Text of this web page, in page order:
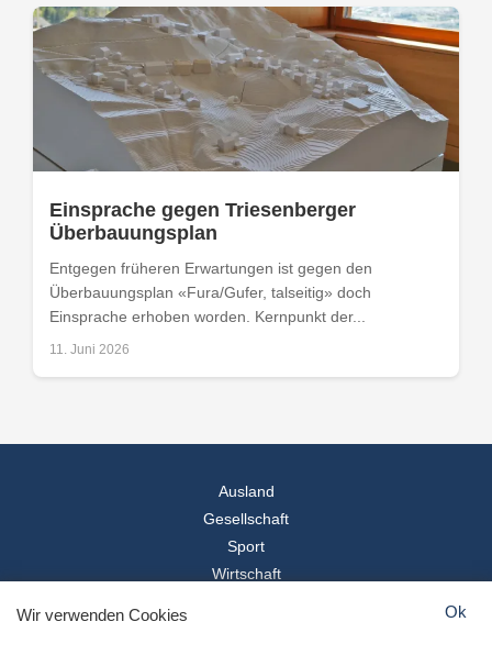
Einsprache gegen Triesenberger
Überbauungsplan
Entgegen früheren Erwartungen ist gegen den
Überbauungsplan «Fura/Gufer, talseitig» doch
Einsprache erhoben worden. Kernpunkt der...
11. Juni 2026
Ausland
Gesellschaft
Sport
Wirtschaft
© 2026Landesspiegel
Wir verwenden Cookies Ok